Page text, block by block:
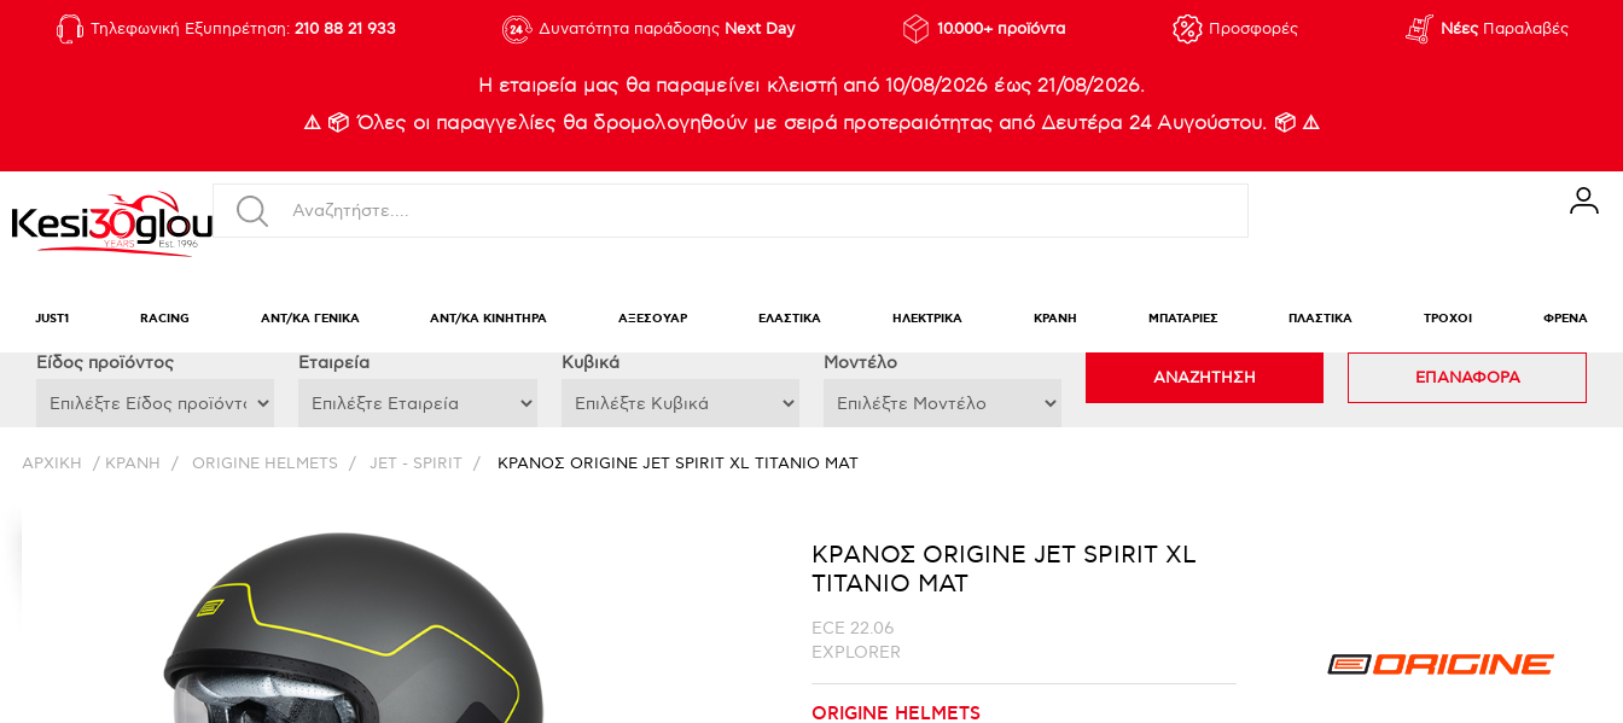
Τηλεφωνική Εξυπηρέτηση: 210 88 21 933 Δυνατότητα παράδοσης Next Day 10.000+ προϊόντα Προσφορές ΝέεςΠαραλαβές
Η εταιρεία μας θα παραμείνει κλειστή από 10/08/2026 έως 21/08/2026.
⚠️ 📦 Όλες οι παραγγελίες θα δρομολογηθούν με σειρά προτεραιότητας από Δευτέρα 24 Αυγούστου. 📦 ⚠️
JUST1 RACING ΑΝΤ/ΚΑ ΓΕΝΙΚΑ ΑΝΤ/ΚΑ ΚΙΝΗΤΗΡΑ ΑΞΕΣΟΥΑΡ ΕΛΑΣΤΙΚΑ ΗΛΕΚΤΡΙΚΑ ΚΡΑΝΗ ΜΠΑΤΑΡΙΕΣ ΠΛΑΣΤΙΚΑ ΤΡΟΧΟΙ ΦΡΕΝΑ
Eίδος προϊόντος Εταιρεία Κυβικά Μοντέλο
ΑΝΑΖΗΤΗΣΗ ΕΠΑΝΑΦΟΡΑ
ΑΡΧΙΚΉ / ΚΡΑΝΗ / ORIGINE HELMETS / JET - SPIRIT / ΚΡΑΝΟΣ ORIGINE JET SPIRIT XL ΤΙΤΑΝΙΟ ΜΑΤ
ΚΡΑΝΟΣ ORIGINE JET SPIRIT XL
ΤΙΤΑΝΙΟ ΜΑΤ
ECE 22.06
EXPLORER
ORIGINE HELMETS